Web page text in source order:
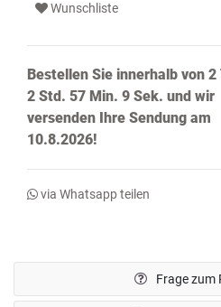
Wunschliste
Bestellen Sie innerhalb von 2
2 Std. 57 Min. 8 Sek. und wir
versenden Ihre Sendung am
10.8.2026!
via Whatsapp teilen
Frage zum